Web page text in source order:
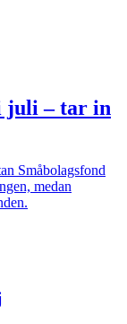
juli – tar in
Småbolagsfond
medan